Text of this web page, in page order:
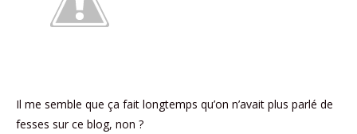
Il me semble que ça fait longtemps qu’on n’avait plus parlé de
fesses sur ce blog, non ?